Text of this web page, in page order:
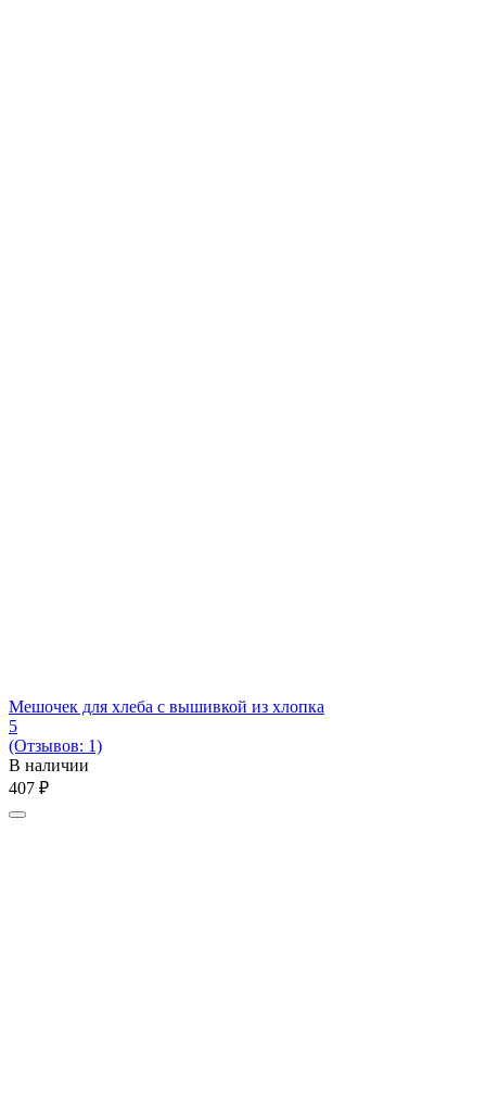
Мешочек для хлеба с вышивкой из хлопка
5
(Отзывов: 1)
В наличии
‍407‍ ₽